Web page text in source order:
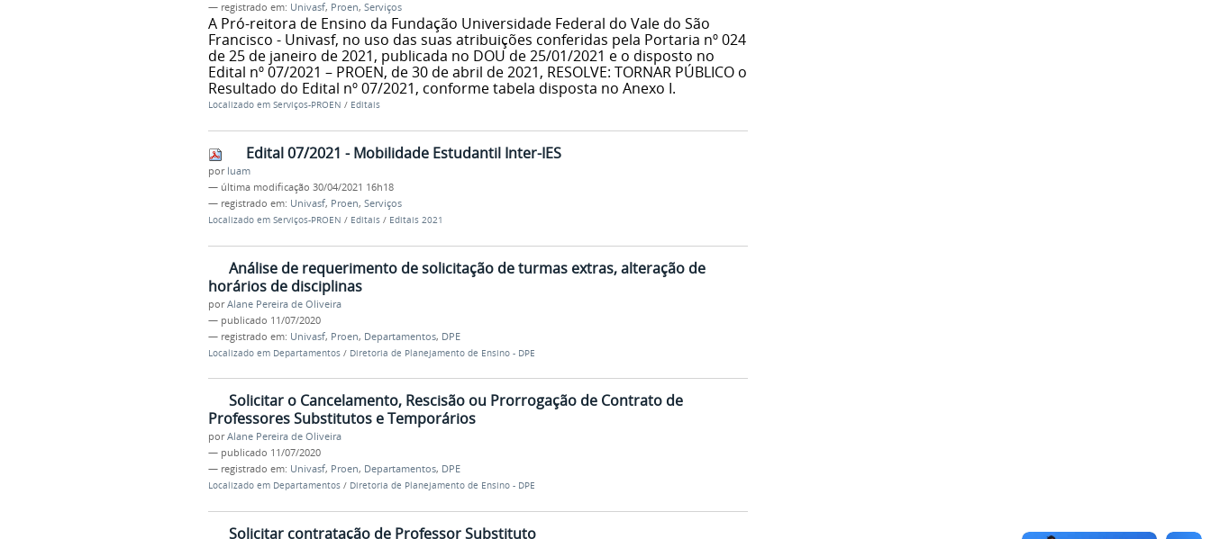
— registrado em: Univasf, Proen, Serviços
A Pró-reitora de Ensino da Fundação Universidade Federal do Vale do São
Francisco - Univasf, no uso das suas atribuições conferidas pela Portaria nº 024
de 25 de janeiro de 2021, publicada no DOU de 25/01/2021 e o disposto no
Edital nº 07/2021 – PROEN, de 30 de abril de 2021, RESOLVE: TORNAR PÚBLICO o
Resultado do Edital nº 07/2021, conforme tabela disposta no Anexo I.
Localizado em Serviços-PROEN / Editais
Edital 07/2021 - Mobilidade Estudantil Inter-IES
por luam
— última modificação 30/04/2021 16h18
— registrado em: Univasf, Proen, Serviços
Localizado em Serviços-PROEN / Editais / Editais 2021
Análise de requerimento de solicitação de turmas extras, alteração de
horários de disciplinas
porAlane Pereira de Oliveira
— publicado 11/07/2020
— registrado em: Univasf, Proen, Departamentos, DPE
Localizado em Departamentos / Diretoria de Planejamento de Ensino - DPE
Solicitar o Cancelamento, Rescisão ou Prorrogação de Contrato de
Professores Substitutos e Temporários
porAlane Pereira de Oliveira
— publicado 11/07/2020
— registrado em: Univasf, Proen, Departamentos, DPE
Localizado em Departamentos / Diretoria de Planejamento de Ensino - DPE
Solicitar contratação de Professor Substituto